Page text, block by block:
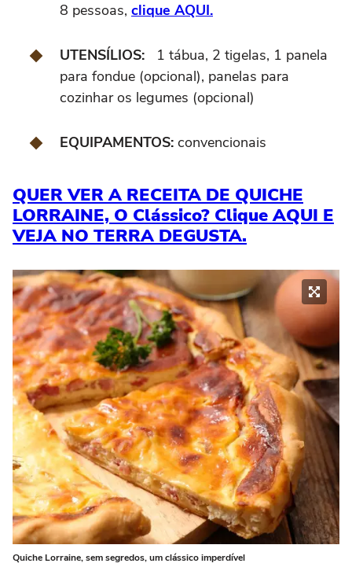
8 pessoas, clique AQUI.
UTENSÍLIOS:
1 tábua, 2 tigelas, 1 panela
para fondue (opcional), panelas para
cozinhar os legumes (opcional)
EQUIPAMENTOS: convencionais
QUER VER A RECEITA DE QUICHE
LORRAINE, O Clássico? Clique AQUI E
VEJA NO TERRA DEGUSTA.
Quiche Lorraine, sem segredos, um clássico imperdível